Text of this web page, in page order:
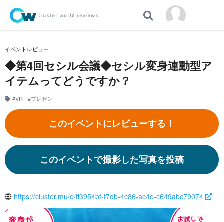
イベントレビュー
◆第4回セシル会議◆セシル変身連動型ア
イテムってどうですか？
#VR #プレゼン
このイベントにレビューする！
このイベントで撮影した写真を投稿
https://cluster.mu/e/ff3954bf-f7db-4c86-ac4e-c649abc79074